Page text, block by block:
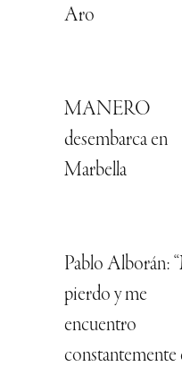
Aro
MANERO
desembarca en
Marbella
Pablo Alborán:
pierdo y me
encuentro
constantemente